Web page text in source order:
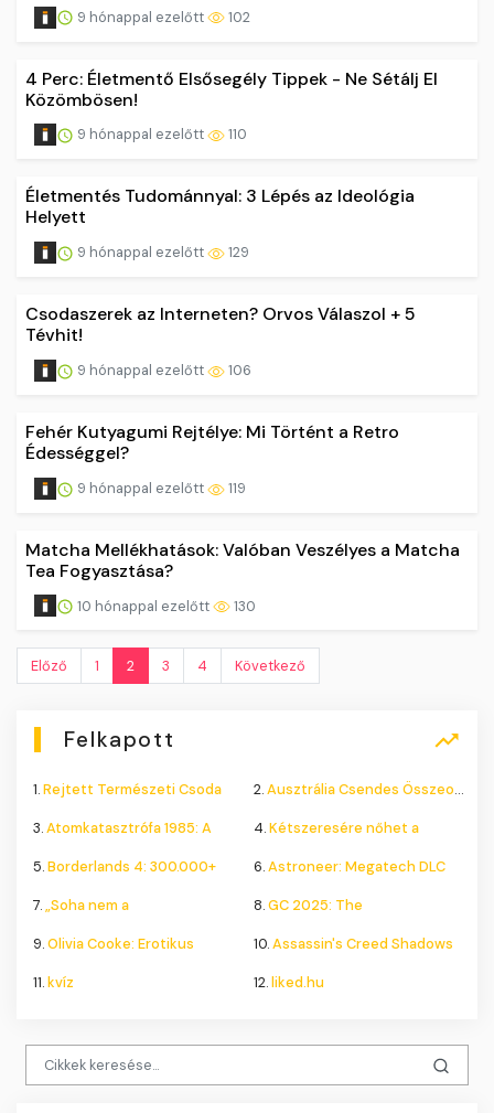
9 hónappal ezelőtt 102
4 Perc: Életmentő Elsősegély Tippek - Ne Sétálj El
Közömbösen!
9 hónappal ezelőtt 110
Életmentés Tudománnyal: 3 Lépés az Ideológia
Helyett
9 hónappal ezelőtt 129
Csodaszerek az Interneten? Orvos Válaszol + 5
Tévhit!
9 hónappal ezelőtt 106
Fehér Kutyagumi Rejtélye: Mi Történt a Retro
Édességgel?
9 hónappal ezelőtt 119
Matcha Mellékhatások: Valóban Veszélyes a Matcha
Tea Fogyasztása?
10 hónappal ezelőtt 130
Előző 1 2 3 4 Következő
Felkapott
1.Rejtett Természeti Csoda 2.Ausztrália Csendes Összeomlása
3.Atomkatasztrófa 1985: A 4.Kétszeresére nőhet a
5.Borderlands 4: 300.000+ 6.Astroneer: Megatech DLC
7.„Soha nem a 8.GC 2025: The
9.Olivia Cooke: Erotikus 10.Assassin's Creed Shadows
11.kvíz 12.liked.hu